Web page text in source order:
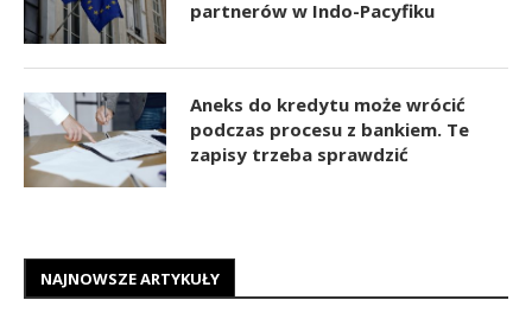
partnerów w Indo-Pacyfiku
Aneks do kredytu może wrócić
podczas procesu z bankiem. Te
zapisy trzeba sprawdzić
NAJNOWSZE ARTYKUŁY